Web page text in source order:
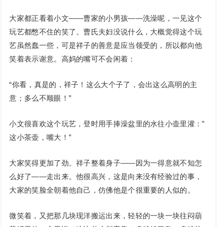
大家都正看着小文——曹家的小男孩——洗澡呢，一见这个
玩艺都憋不住的笑了。曹氏夫妇没说什么，大概觉得这个玩
艺虽然蠢一些，可是祥子的善意是应当领受的，所以都向他
笑着表示谢意。高妈的嘴可不会闲着：
“你看，真是的，祥子！这么大个子了，会出这么高明的主
意；多么不顺眼！”
小文很喜欢这个玩艺，登时用手捧澡盆里的水往小壶里灌：”
这小茶壶，嘴大！”
大家笑得更加了劲。祥子整着身子——因为一得意就不知怎
么好了——走出来。他很高兴，这是向来没有经验过的事，
大家的笑脸全朝着他自己，仿佛他是个很重要的人似的。
微笑着，又把那几块现洋搬运出来，轻轻的一块一块往闷葫